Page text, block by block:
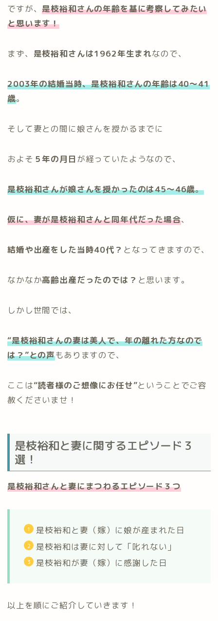
ですが、是枝裕和さんの年齢を基に考察してみたい
と思います！
まず、 是枝裕和さんは1962年生まれなので、
2003年の結婚当時、是枝裕和さんの年齢は40～41
歳。
そして妻との間に娘さんを授かるまでに
およそ ５年の月日が経っていたようなので、
是枝裕和さんが娘さんを授かったのは45～46歳。
仮に、妻が是枝裕和さんと同年代だった場合、
結婚や出産をした当時40代？ となってきますので、
なかなか高齢出産だったのでは？ と思います。
しかし世間では、
“是枝裕和さんの妻は美人で、年の離れた方なので
は？”との声もありますので、
ここは“読者様のご想像にお任せ”ということでご容
赦くださいませ！
是枝裕和と妻に関するエピソード３
選！
是枝裕和さんと妻にまつわるエピソード３つ
是枝裕和と妻（嫁）に娘が産まれた日
是枝裕和は妻に対して「叱れない」
是枝裕和が妻（嫁）に感謝した日
以上を順にご紹介していきます！